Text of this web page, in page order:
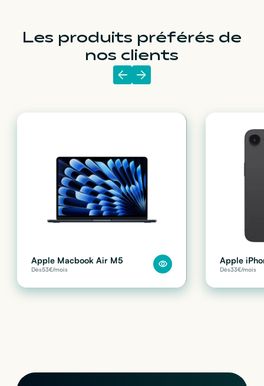
Les produits préférés de
nos clients
Apple Macbook Air M5
Dès53€/mois
Apple
Dès33€/mois